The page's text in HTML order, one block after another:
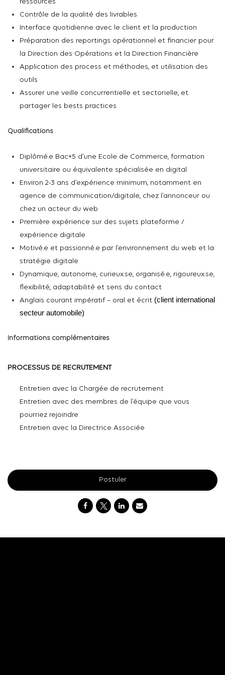
ressources
Contrôle de la qualité des livrables
Interface quotidienne avec le client et la production
Préparation des reportings opérationnel et financier pour
la Direction des Opérations et la Direction Financière
Application des process et méthodes, et utilisation des
outils
Assurer une veille concurrentielle et sectorielle, et
partager les bests practices
Qualifications
Diplômé.e Bac+5 d’une Ecole de Commerce, formation
universitaire ou équivalente spécialisée en digital
Environ 2-3 ans d’expérience minimum, notamment en
agence de communication/digitale, chez l’annonceur ou
chez un acteur du web
Première expérience sur des sujets plateforme /
expérience digitale
Motivé.e et passionné.e par l’environnement du web et la
stratégie digitale
Dynamique, autonome, curieux.se, organisé.e, rigoureux.se,
flexibilité, adaptabilité et sens du contact
Anglais courant impératif – oral et écrit (client international
secteur automobile)
Informations complémentaires
PROCESSUS DE RECRUTEMENT
Entretien avec la Chargée de recrutement
Entretien avec des membres de l’équipe que vous
pourriez rejoindre
Entretien avec la Directrice Associée
Postuler